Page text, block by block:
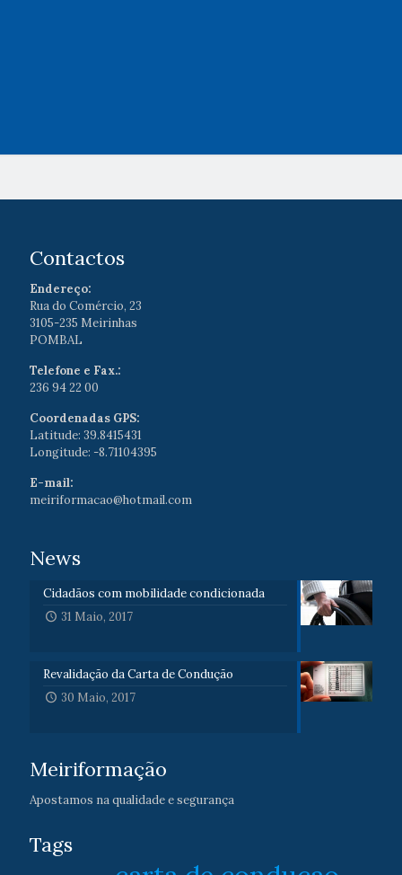
Contactos
Endereço:
Rua do Comércio, 23
3105-235 Meirinhas
POMBAL
Telefone e Fax.:
236 94 22 00
Coordenadas GPS:
Latitude: 39.8415431
Longitude: -8.71104395
E-mail:
meiriformacao@hotmail.com
News
Cidadãos com mobilidade condicionada
31 Maio, 2017
Revalidação da Carta de Condução
30 Maio, 2017
Meiriformação
Apostamos na qualidade e segurança
Tags